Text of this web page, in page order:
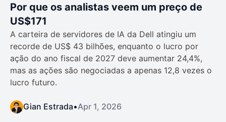
Por que os analistas veem um preço de
US$171
A carteira de servidores de IA da Dell atingiu um
recorde de US$ 43 bilhões, enquanto o lucro por
ação do ano fiscal de 2027 deve aumentar 24,4%,
mas as ações são negociadas a apenas 12,8 vezes o
lucro futuro.
Gian Estrada•Apr 1, 2026